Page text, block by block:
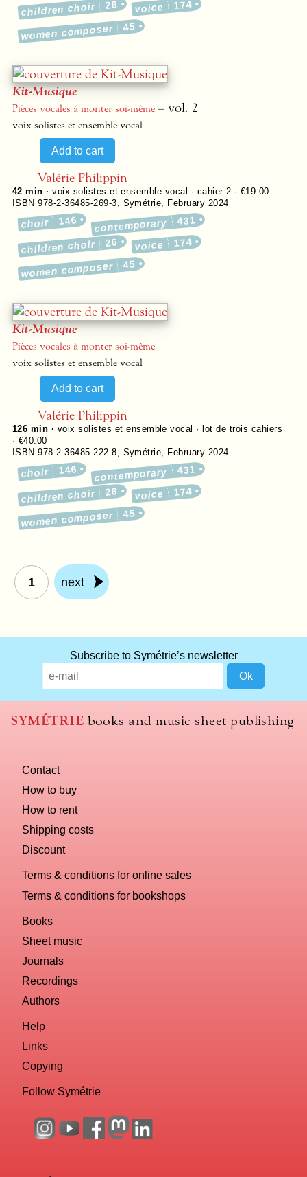
children choir 26 voice 174
women composer 45
Kit-Musique
Pièces vocales à monter soi-même – vol. 2
voix solistes et ensemble vocal
Valérie Philippin
42 min ·voix solistes et ensemble vocal · cahier 2 · €19.00
ISBN 978-2-36485-269-3
Symétrie February 2024
choir 146 contemporary 431
children choir 26 voice 174
women composer 45
Kit-Musique
Pièces vocales à monter soi-même
voix solistes et ensemble vocal
Valérie Philippin
126 min · voix solistes et ensemble vocal · lot de trois cahiers
· €40.00
ISBN 978-2-36485-222-8
Symétrie February 2024
choir 146 contemporary 431
children choir 26 voice 174
women composer 45
1 next
we
use
to
computer?
Subscribe to Symétrie’s newsletter
SYMÉTRIE books and music sheet publishing
Contact
How to buy
How to rent
Shipping costs
Discount
Terms & conditions for online sales
Terms & conditions for bookshops
Books
Sheet music
Journals
Recordings
Authors
Help
Links
Copying
Follow Symétrie